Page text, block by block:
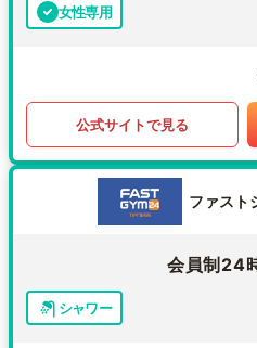
女性専用
公式サイトで見る
ファスト
会員制24
シャワー